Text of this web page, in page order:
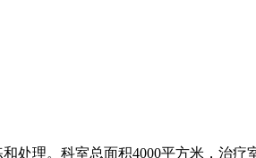
。科室总面积4000平方米，治疗